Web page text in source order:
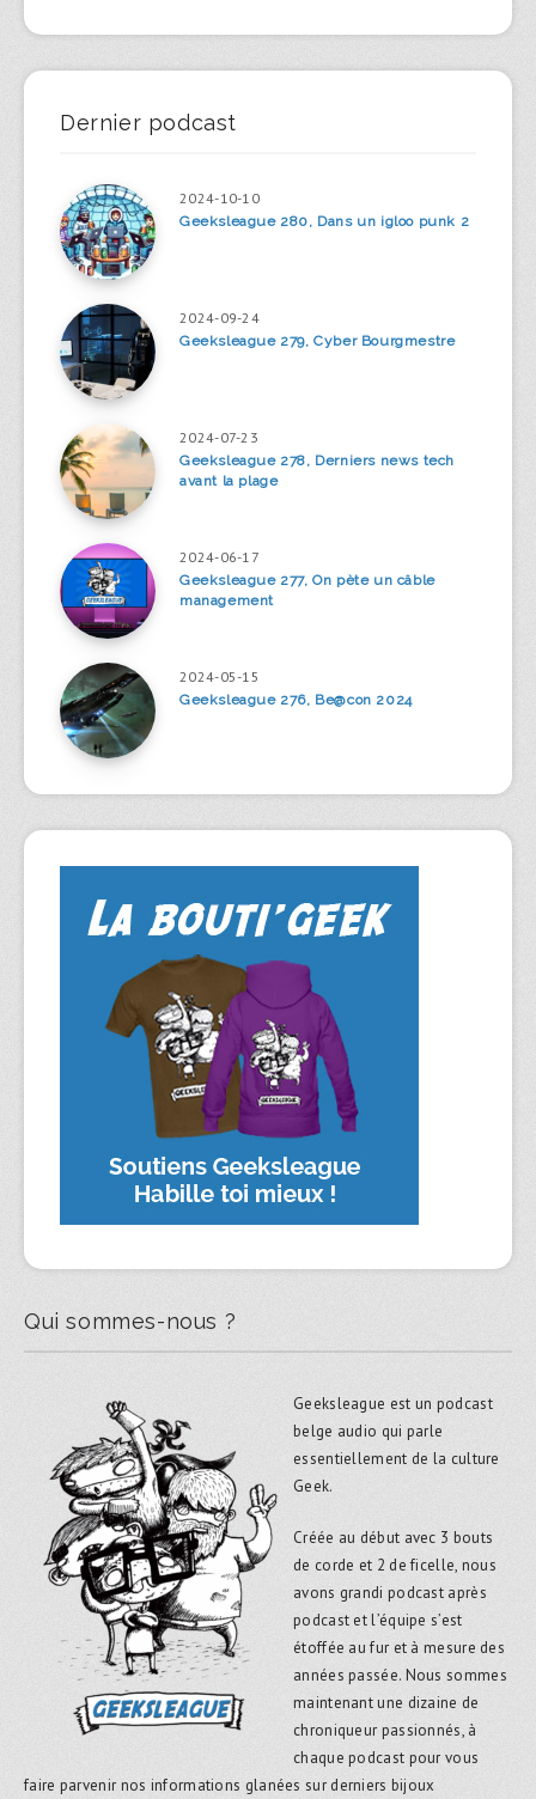
Dernier podcast
2024-10-10
Geeksleague 280, Dans un igloo punk 2
2024-09-24
Geeksleague 279, Cyber Bourgmestre
2024-07-23
Geeksleague 278, Derniers news tech
avant la plage
2024-06-17
Geeksleague 277, On pète un câble
management
2024-05-15
Geeksleague 276, Be@con 2024
Qui sommes-nous ?
Geeksleague est un podcast
belge audio qui parle
essentiellement de la culture
Geek.
Créée au début avec 3 bouts
de corde et 2 de ficelle, nous
avons grandi podcast après
podcast et l’équipe s’est
étoffée au fur et à mesure des
années passée. Nous sommes
maintenant une dizaine de
chroniqueur passionnés, à
chaque podcast pour vous
faire parvenir nos informations glanées sur derniers bijoux